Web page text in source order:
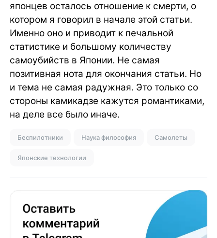
японцев осталось отношение к смерти, о
котором я говорил в начале этой статьи.
Именно оно и приводит к печальной
статистике и большому количеству
самоубийств в Японии. Не самая
позитивная нота для окончания статьи. Но
и тема не самая радужная. Это только со
стороны камикадзе кажутся романтиками,
на деле все было иначе.
Беспилотники Наука философия Самолеты
Японские технологии